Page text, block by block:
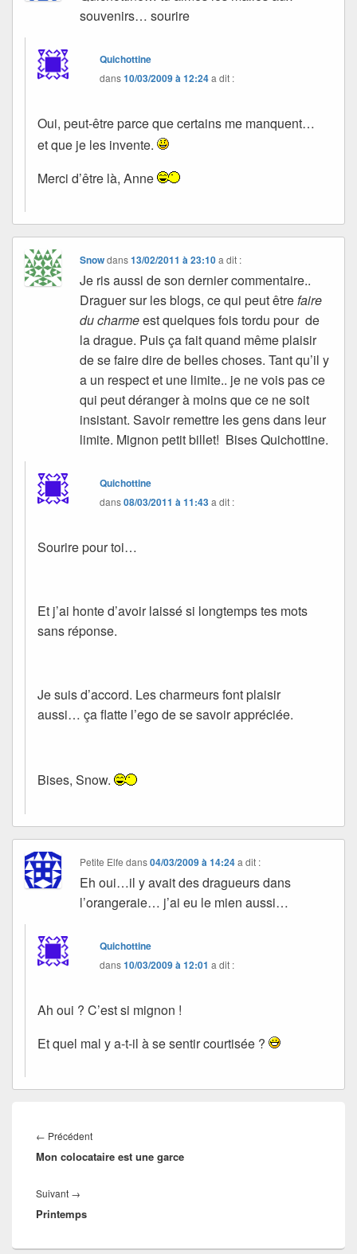
souvenirs… sourire
Quichottine
dans10/03/2009 à 12:24a dit :
Oui, peut-être parce que certains me manquent…
et que je les invente.
Merci d’être là, Anne
Snowdans13/02/2011 à 23:10 a dit :
Je ris aussi de son dernier commentaire..
Draguer sur les blogs, ce qui peut êtrefaire
du charmeest quelques fois tordu pour de
la drague. Puis ça fait quand même plaisir
de se faire dire de belles choses. Tant qu’il y
a un respect et une limite.. je ne vois pas ce
qui peut déranger à moins que ce ne soit
insistant. Savoir remettre les gens dans leur
limite. Mignon petit billet! Bises Quichottine.
Quichottine
dans08/03/2011 à 11:43a dit :
Sourire pour toi…
Et j’ai honte d’avoir laissé si longtemps tes mots
sans réponse.
Je suis d’accord. Les charmeurs font plaisir
aussi… ça flatte l’ego de se savoir appréciée.
Bises, Snow.
Petite Elfe dans04/03/2009 à 14:24 a dit :
Eh oui…il y avait des dragueurs dans
l’orangeraie… j’ai eu le mien aussi…
Quichottine
dans10/03/2009 à 12:01 a dit :
Ah oui ? C’est si mignon !
Et quel mal y a-t-il à se sentir courtisée ?
de
l’article
← PrécédentArticle
précédent :
Mon colocataire est une garce
Suivant →
suivant :
Printemps